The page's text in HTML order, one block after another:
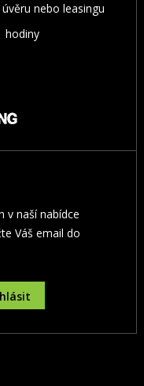
nebo leasingu
hodiny
v naší nabídce
Váš email do